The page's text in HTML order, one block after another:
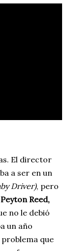
El director
a ser en un
Driver), pero
Peyton Reed,
no le debió
un año
que